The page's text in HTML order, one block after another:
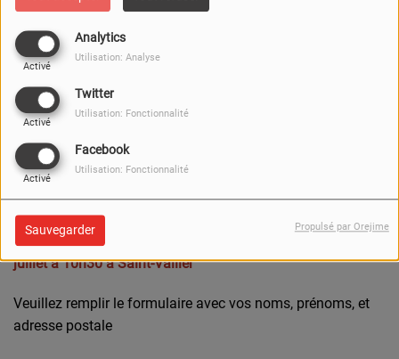
Analytics
Activé
Utilisation: Analyse
Twitter
Activé
Utilisation: Fonctionnalité
Facebook
Activé
Utilisation: Fonctionnalité
Sauvegarder Propulsé par Orejime
529 VUES
Cette semaine, tentez votre chance pour remporter un pass
VIP pour 4 personnes pour le spectacle Guignol du Mardi 7
juillet à 10h30 à Saint-Vallier
Veuillez remplir le formulaire avec vos noms, prénoms, et
adresse postale